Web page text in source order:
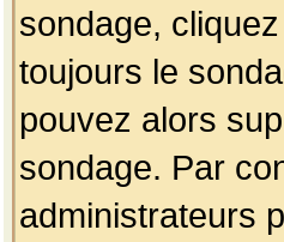
sondage,
toujours le
pouvez alors
sondage. Par
administrateurs